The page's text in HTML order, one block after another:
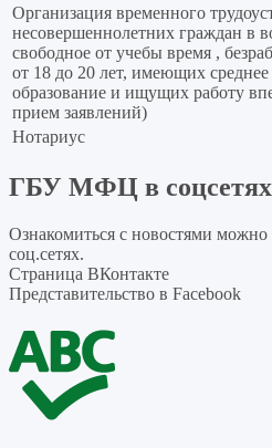
Организация временного
несовершеннолетних граждан в
свободное от учебы время ,
от 18 до 20 лет, имеющих
образование и ищущих работу
прием заявлений)
Нотариус
ГБУ МФЦ в соцсетях
Ознакомиться с новостями
соц.сетях.
Страница ВКонтакте
Представительство в Facebook